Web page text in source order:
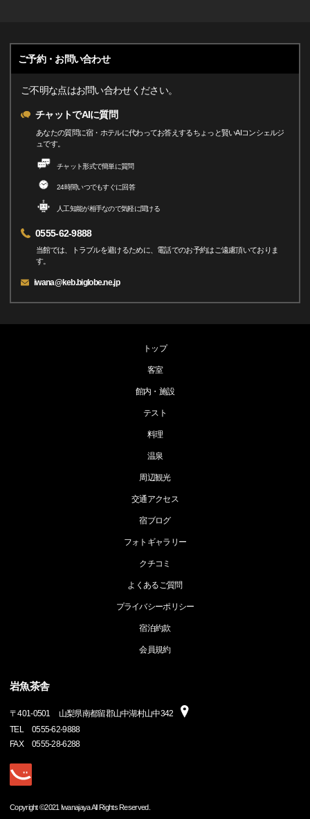
ご予約・お問い合わせ
ご不明な点はお問い合わせください。
チャットでAIに質問
あなたの質問に宿・ホテルに代わってお答えするちょっと賢いAIコンシェルジ
ュです。
チャット形式で簡単に質問
24時間いつでもすぐに回答
人工知能が相手なので気軽に聞ける
0555-62-9888
当館では、トラブルを避けるために、電話でのお予約はご遠慮頂いておりま
す。
iwana@keb.biglobe.ne.jp
トップ
客室
館内・施設
テスト
料理
温泉
周辺観光
交通アクセス
宿ブログ
フォトギャラリー
クチコミ
よくあるご質問
プライバシーポリシー
宿泊約款
会員規約
岩魚茶舎
〒401-0501
山梨県南都留郡山中湖村山中342
TEL
0555-62-9888
FAX
0555-28-6288
Copyright ©2021 Iwanajaya All Rights Reserved.